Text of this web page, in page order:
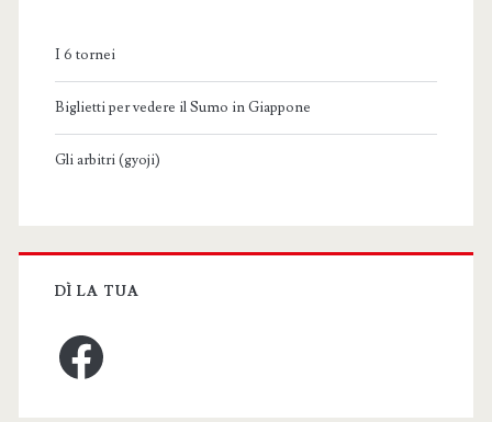
I 6 tornei
Biglietti per vedere il Sumo in Giappone
Gli arbitri (gyoji)
DÌ LA TUA
Facebook